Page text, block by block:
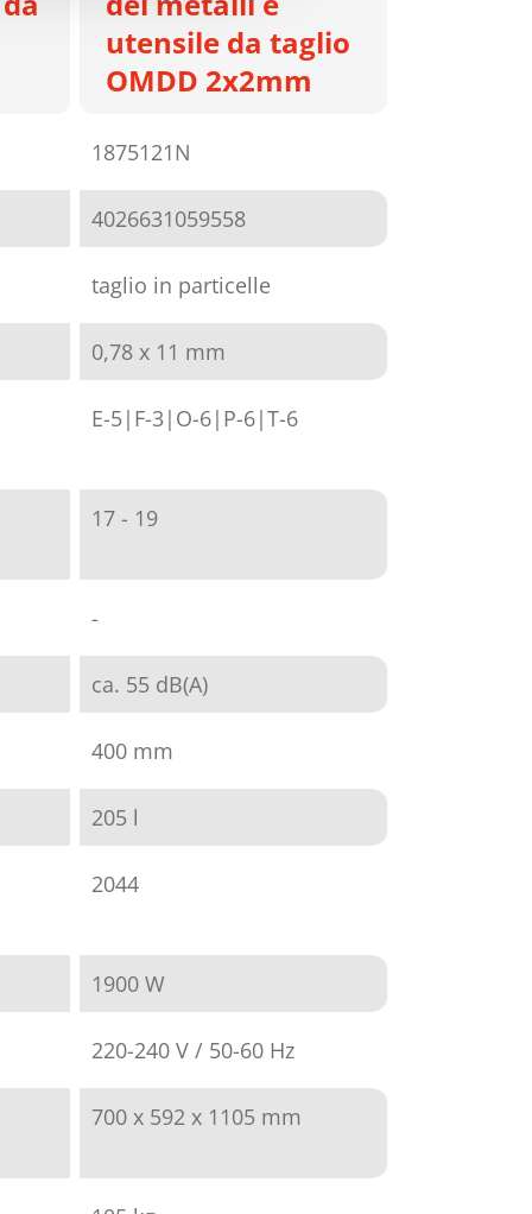
utensile da taglio
OMDD 2x2mm
1875121N
4026631059558
taglio in particelle
0,78 x 11 mm
E-5|F-3|O-6|P-6|T-6
17 - 19
-
ca. 55 dB(A)
400 mm
205 l
2044
1900 W
220-240 V / 50-60 Hz
700 x 592 x 1105 mm